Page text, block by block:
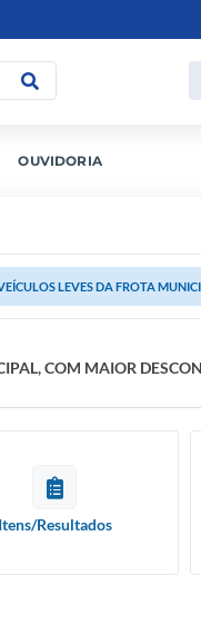
OUVIDORIA
LEVES DA FROTA
COM MAIOR
Itens/Resultados